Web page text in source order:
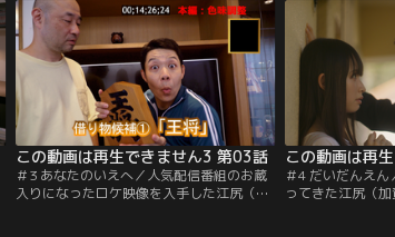
この動画は再生できません3 第03話
＃3 あなたのいえへ／人気配信番組のお蔵
入りになったロケ映像を入手した江尻（加
＃4 だいだんえ
ってきた江尻（